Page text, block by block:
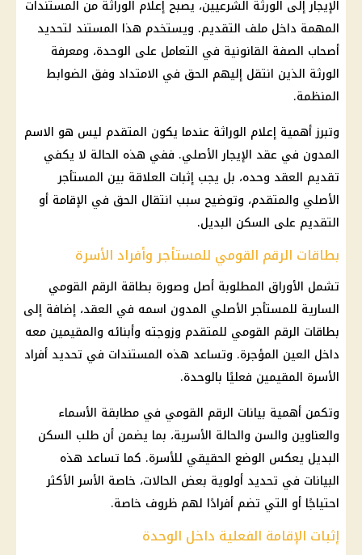
الإيجار إلى الورثة الشرعيين، يصبح إعلام الوراثة من المستندات
المهمة داخل ملف التقديم. ويستخدم هذا المستند لتحديد
أصحاب الصفة القانونية في التعامل على الوحدة، ومعرفة
الورثة الذين انتقل إليهم الحق في الامتداد وفق الضوابط
المنظمة.
وتبرز أهمية إعلام الوراثة عندما يكون المتقدم ليس هو الاسم
المدون في عقد الإيجار الأصلي. ففي هذه الحالة لا يكفي
تقديم العقد وحده، بل يجب إثبات العلاقة بين المستأجر
الأصلي والمتقدم، وتوضيح سبب انتقال الحق في الإقامة أو
التقديم على السكن البديل.
بطاقات الرقم القومي للمستأجر وأفراد الأسرة
تشمل الأوراق المطلوبة أصل وصورة بطاقة الرقم القومي
السارية للمستأجر الأصلي المدون اسمه في العقد، إضافة إلى
بطاقات الرقم القومي للمتقدم وزوجته وأبنائه والمقيمين معه
داخل العين المؤجرة. وتساعد هذه المستندات في تحديد أفراد
الأسرة المقيمين فعليًا بالوحدة.
وتكمن أهمية بيانات الرقم القومي في مطابقة الأسماء
والعناوين والسن والحالة الأسرية، بما يضمن أن طلب السكن
البديل يعكس الوضع الحقيقي للأسرة. كما تساعد هذه
البيانات في تحديد أولوية بعض الحالات، خاصة الأسر الأكثر
احتياجًا أو التي تضم أفرادًا لهم ظروف خاصة.
إثبات الإقامة الفعلية داخل الوحدة